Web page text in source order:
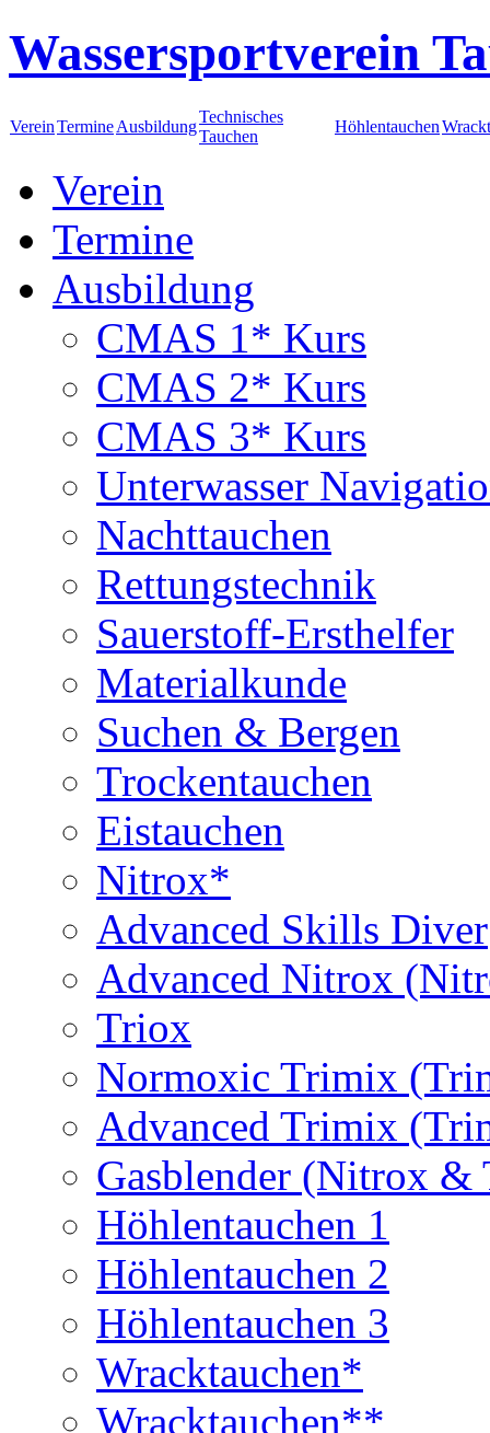
Wassersportverein
VereinTermineAusbildung
Technisches
Tauchen
Höhlentauchen
Verein
Termine
Ausbildung
CMAS 1* Kurs
CMAS 2* Kurs
CMAS 3* Kurs
Unterwasser
Nachttauchen
Rettungstechnik
Sauerstoff-Ersthelfer
Materialkunde
Suchen & Bergen
Trockentauchen
Eistauchen
Nitrox*
Advanced Skills Diver
Advanced Nitrox
Triox
Normoxic Trimix
Advanced Trimix
Gasblender (Nitrox
Höhlentauchen 1
Höhlentauchen 2
Höhlentauchen 3
Wracktauchen*
Wracktauchen**